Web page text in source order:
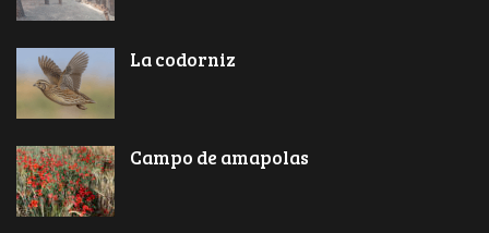
La codorniz
Campo de amapolas